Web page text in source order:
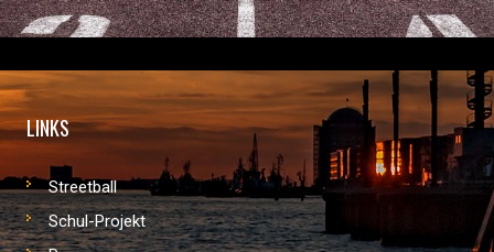
LINKS
Streetball
Schul-Projekt